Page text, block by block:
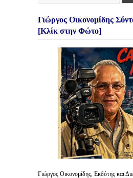
Γιώργος Οικονομίδης
[Κλίκ στην Φώτο]
Γιώργος Οικονομίδης, Εκδότης και